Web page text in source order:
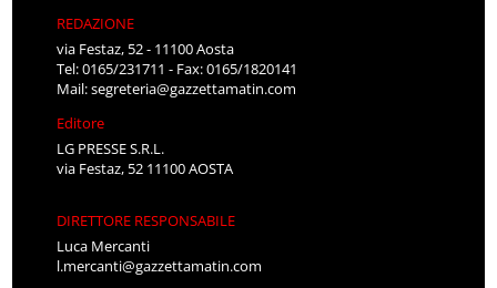
REDAZIONE
via Festaz, 52 - 11100 Aosta
Tel: 0165/231711 - Fax: 0165/1820141
Mail:segreteria@gazzettamatin.com
Editore
LG PRESSE S.R.L.
via Festaz, 52 11100 AOSTA
DIRETTORE RESPONSABILE
Luca Mercanti
l.mercanti@gazzettamatin.com